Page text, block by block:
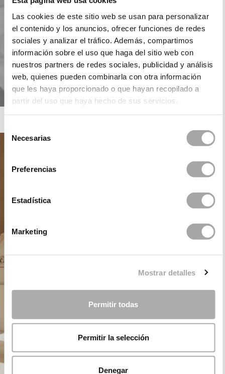
Las cookies de este sitio web se usan para personalizar
el contenido y los anuncios, ofrecer funciones de redes
sociales y analizar el tráfico. Además, compartimos
información sobre el uso que haga del sitio web con
nuestros partners de redes sociales, publicidad y análisis
web, quienes pueden combinarla con otra información
que les haya proporcionado o que hayan recopilado a
partir del uso que haya hecho de sus servicios.
Necesarias
Preferencias
Estadística
Marketing
Mostrar detalles
Permitir todas
Permitir la selección
Denegar
ROSA CLARÁ SOFT